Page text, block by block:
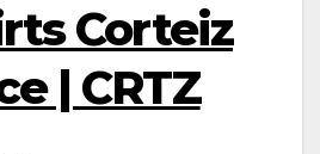
Corteiz
| CRTZ